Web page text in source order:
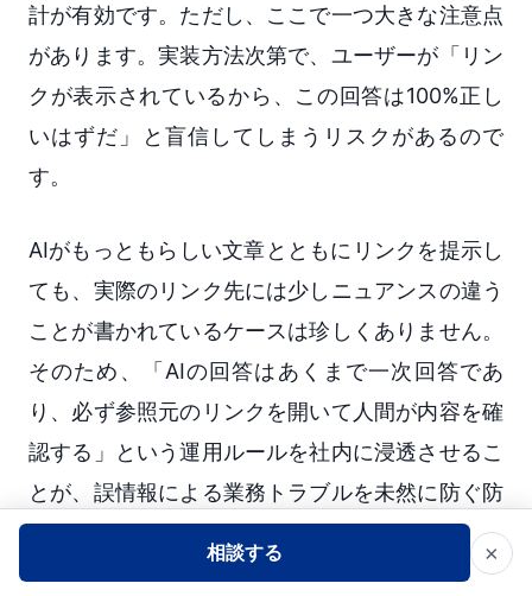
計が有効です。ただし、ここで一つ大きな注意点
があります。実装方法次第で、ユーザーが「リン
クが表示されているから、この回答は100%正し
いはずだ」と盲信してしまうリスクがあるので
す。
AIがもっともらしい文章とともにリンクを提示し
ても、実際のリンク先には少しニュアンスの違う
ことが書かれているケースは珍しくありません。
そのため、「AIの回答はあくまで一次回答であ
り、必ず参照元のリンクを開いて人間が内容を確
認する」という運用ルールを社内に浸透させるこ
とが、誤情報による業務トラブルを未然に防ぐ防
波堤になります。ツール導入と並行して、従業員
に対するAIリテラシー教育を実施することも、運
相談する ×